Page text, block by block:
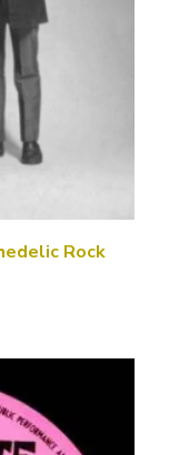
Rock